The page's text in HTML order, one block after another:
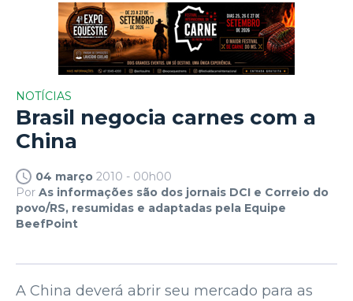
NOTÍCIAS
Brasil negocia carnes com a
China
04 março 2010 - 00h00
Por As informações são dos jornais DCI e Correio do
povo/RS, resumidas e adaptadas pela Equipe
BeefPoint
A China deverá abrir seu mercado para as